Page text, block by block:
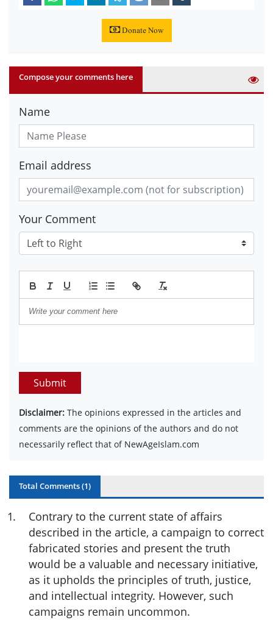
Donate Now
Compose your comments here
Name
Email address
Your Comment
Submit
Disclaimer: The opinions expressed in the articles and
comments are the opinions of the authors and do not
necessarily reflect that of NewAgeIslam.com
Total Comments (1)
1.
Contrary to the current state of affairs
described in the article, a campaign to correct
fabricated stories and present the truth
would be a valuable and necessary initiative,
as it upholds the principles of truth, justice,
and intellectual integrity. However, such
campaigns remain uncommon.